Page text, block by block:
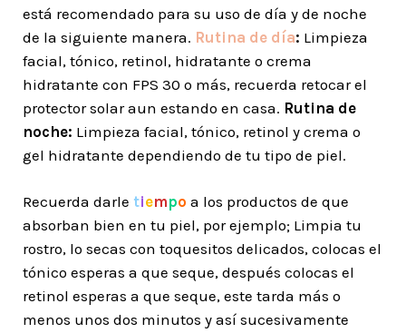
está recomendado para su uso de día y de noche
de la siguiente manera. Rutina de día: Limpieza
facial, tónico, retinol, hidratante o crema
hidratante con FPS 30 o más, recuerda retocar el
protector solar aun estando en casa. Rutina de
noche: Limpieza facial, tónico, retinol y crema o
gel hidratante dependiendo de tu tipo de piel.
Recuerda darle tiempo a los productos de que
absorban bien en tu piel, por ejemplo; Limpia tu
rostro, lo secas con toquesitos delicados, colocas el
tónico esperas a que seque, después colocas el
retinol esperas a que seque, este tarda más o
menos unos dos minutos y así sucesivamente